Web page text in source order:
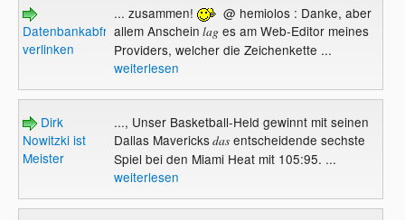
Datenbankabfragen
verlinken
... zusammen!
@ hemiolos : Danke, aber
allem Anschein lages am Web-Editor meines
Providers, welcher die Zeichenkette ...
weiterlesen
Dirk
Nowitzki ist
Meister
..., Unser Basketball-Held gewinnt mit seinen
Dallas Mavericksdasentscheidende sechste
Spiel bei den Miami Heat mit 105:95. ...
weiterlesen